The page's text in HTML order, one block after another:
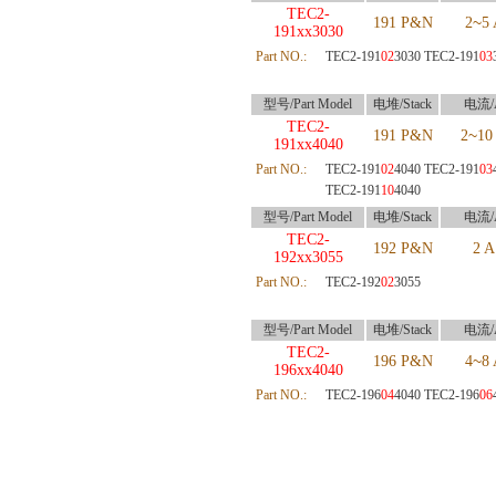
TEC2-
191xx3030
191 P&N 2~5
Part NO.: TEC2-191023030 TEC2-19103
型号/Part Model 电堆/Stack 电流
TEC2-
191xx4040
191 P&N 2~
Part NO.: TEC2-191024040 TEC2-19103
TEC2-191104040
型号/Part Model
电堆/Stack 电流
TEC2-
192xx3055
192 P&N 2 A
Part NO.: TEC2-192023055
型号/Part Model 电堆/Stack 电流
TEC2-
196xx4040
196 P&N 4~8
Part NO.: TEC2-196044040 TEC2-19606